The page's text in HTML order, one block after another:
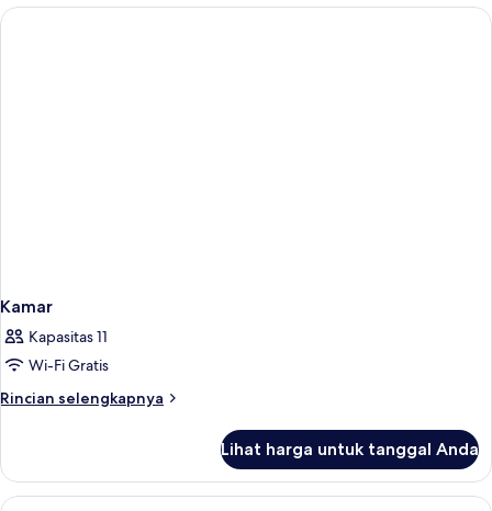
Kamar
Kapasitas 11
Wi-Fi Gratis
Rincian selengkapnya
Rincian
Kamar
Lihat harga untuk tanggal Anda